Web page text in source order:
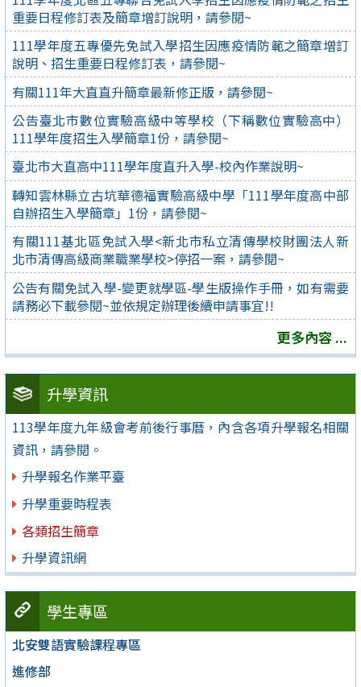
重要日程修訂表及簡章增訂說明，請參閱~
111學年度五專優先免試入學招生因應疫情防範之簡章增訂
說明、招生重要日程修訂表，請參閱~
有關111年大直直升簡章最新修正版，請參閱~
公告臺北市數位實驗高級中等學校（下稱數位實驗高中）
111學年度招生入學簡章1份，請參閱~
臺北市大直高中111學年度直升入學-校內作業說明~
轉知雲林縣立古坑華德福實驗高級中學「111學年度高中部
自辦招生入學簡章」1份，請參閱~
有關111基北區免試入學<新北市私立清傳學校財團法人新
北市清傳高級商業職業學校>停招一案，請參閱~
公告有關免試入學-變更就學區-學生版操作手冊，如有需要
請務必下載參閱~並依規定辦理後續申請事宜!!
更多內容 ...
升學資訊
113學年度九年級會考前後行事曆，內含各項升學報名相關
資訊，請參閱。
升學報名作業平臺
升學重要時程表
各類招生簡章
升學資訊網
學生專區
北安雙語實驗課程專區
進修部